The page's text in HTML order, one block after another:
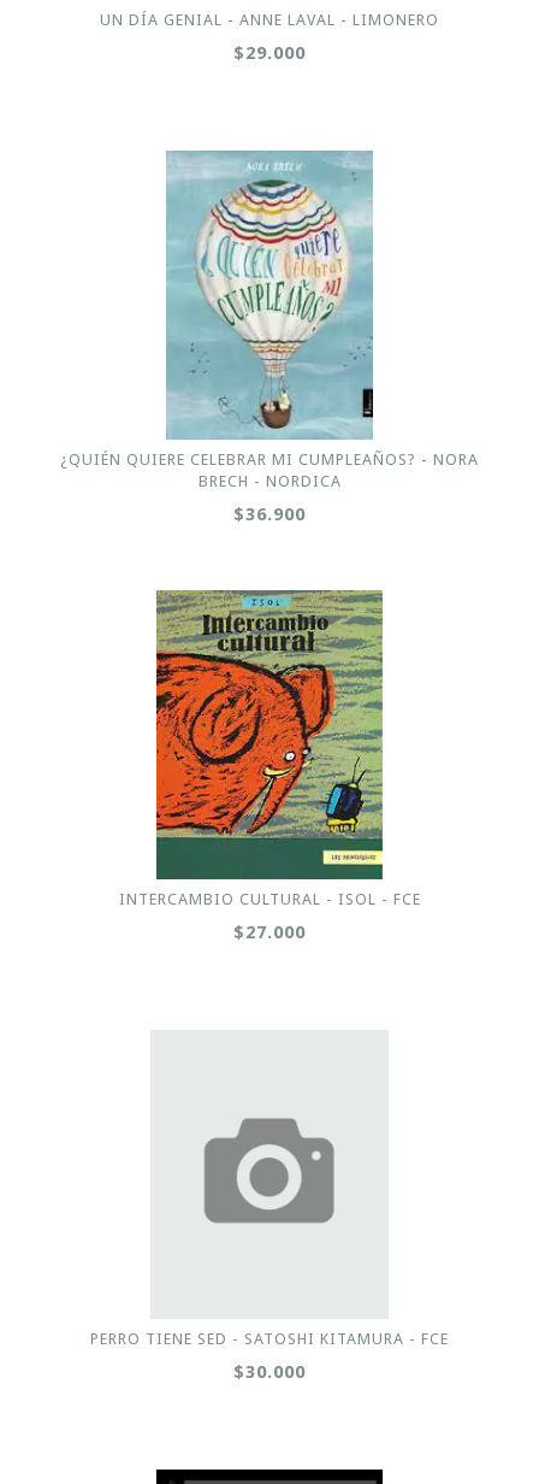
UN DÍA GENIAL - ANNE LAVAL - LIMONERO
$29.000
¿QUIÉN QUIERE CELEBRAR MI CUMPLEAÑOS? - NORA
BRECH - NORDICA
$36.900
INTERCAMBIO CULTURAL - ISOL - FCE
$27.000
PERRO TIENE SED - SATOSHI KITAMURA - FCE
$30.000